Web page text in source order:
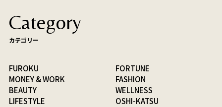
Category
カテゴリー
FUROKU
FORTUNE
MONEY & WORK
FASHION
BEAUTY
WELLNESS
LIFESTYLE
OSHI-KATSU